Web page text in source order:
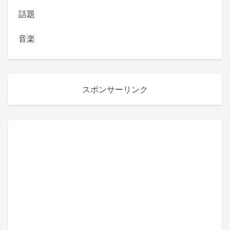
話題
音楽
スポンサーリンク